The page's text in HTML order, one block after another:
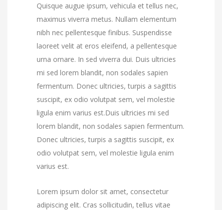
Quisque augue ipsum, vehicula et tellus nec,
maximus viverra metus. Nullam elementum
nibh nec pellentesque finibus. Suspendisse
laoreet velit at eros eleifend, a pellentesque
urna ornare. In sed viverra dui. Duis ultricies
mi sed lorem blandit, non sodales sapien
fermentum. Donec ultricies, turpis a sagittis
suscipit, ex odio volutpat sem, vel molestie
ligula enim varius est.Duis ultricies mi sed
lorem blandit, non sodales sapien fermentum.
Donec ultricies, turpis a sagittis suscipit, ex
odio volutpat sem, vel molestie ligula enim
varius est.
Lorem ipsum dolor sit amet, consectetur
adipiscing elit. Cras sollicitudin, tellus vitae